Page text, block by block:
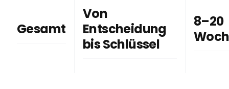
Gesamt
Von
Entscheidung
bis Schlüssel
8–20